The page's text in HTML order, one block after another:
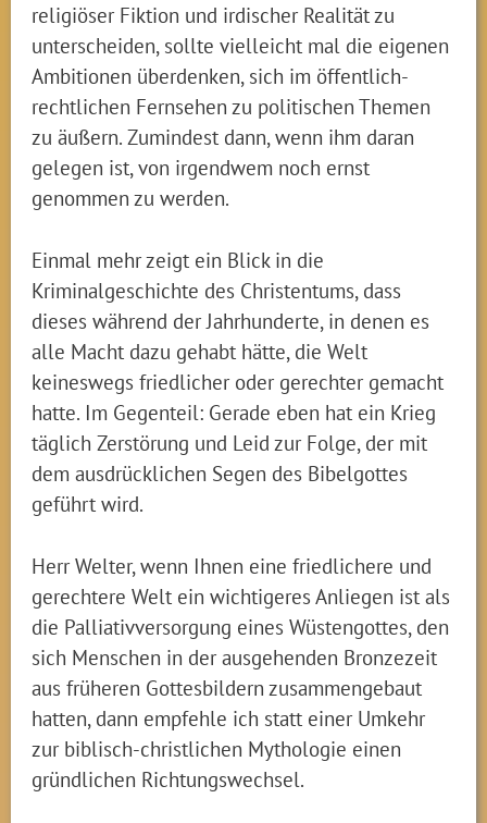
religiöser Fiktion und irdischer Realität zu
unterscheiden, sollte vielleicht mal die eigenen
Ambitionen überdenken, sich im öffentlich-
rechtlichen Fernsehen zu politischen Themen
zu äußern. Zumindest dann, wenn ihm daran
gelegen ist, von irgendwem noch ernst
genommen zu werden.
Einmal mehr zeigt ein Blick in die
Kriminalgeschichte des Christentums, dass
dieses während der Jahrhunderte, in denen es
alle Macht dazu gehabt hätte, die Welt
keineswegs friedlicher oder gerechter gemacht
hatte. Im Gegenteil: Gerade eben hat ein Krieg
täglich Zerstörung und Leid zur Folge, der mit
dem ausdrücklichen Segen des Bibelgottes
geführt wird.
Herr Welter, wenn Ihnen eine friedlichere und
gerechtere Welt ein wichtigeres Anliegen ist als
die Palliativversorgung eines Wüstengottes, den
sich Menschen in der ausgehenden Bronzezeit
aus früheren Gottesbildern zusammengebaut
hatten, dann empfehle ich statt einer Umkehr
zur biblisch-christlichen Mythologie einen
gründlichen Richtungswechsel.